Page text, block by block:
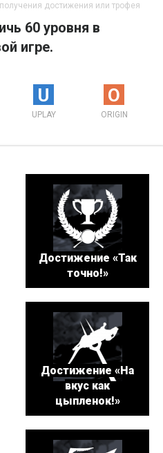
достижения или трофея
60 уровня в
игре.
U
UPLAY
O
ORIGIN
Достижение «Так
точно!»
Достижение «На
вкус как
цыпленок!»